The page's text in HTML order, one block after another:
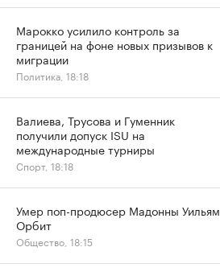
Марокко усилило контроль за
границей на фоне новых призывов к
миграции
Политика, 18:18
Валиева, Трусова и Гуменник
получили допуск ISU на
международные турниры
Спорт, 18:18
Умер поп-продюсер Мадонны Уильям
Орбит
Общество, 18:15